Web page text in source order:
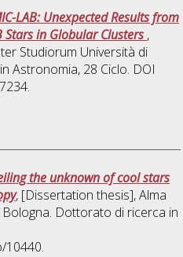
LAB: Unexpected Results from
in Globular Clusters ,
Studiorum Università di
Astronomia, 28 Ciclo. DOI
the unknown of cool stars
, [Dissertation thesis], Alma
Dottorato di ricerca in
10440.